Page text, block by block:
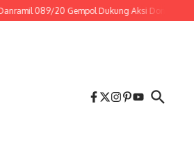
089/20 Gempol Dukung Aksi Donor Darah